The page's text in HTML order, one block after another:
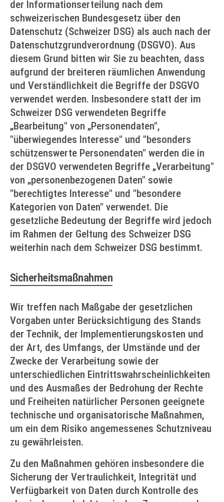
der Informationserteilung nach dem
schweizerischen Bundesgesetz über den
Datenschutz (Schweizer DSG) als auch nach der
Datenschutzgrundverordnung (DSGVO). Aus
diesem Grund bitten wir Sie zu beachten, dass
aufgrund der breiteren räumlichen Anwendung
und Verständlichkeit die Begriffe der DSGVO
verwendet werden. Insbesondere statt der im
Schweizer DSG verwendeten Begriffe
„Bearbeitung" von „Personendaten",
"überwiegendes Interesse" und "besonders
schützenswerte Personendaten" werden die in
der DSGVO verwendeten Begriffe „Verarbeitung"
von „personenbezogenen Daten" sowie
"berechtigtes Interesse" und "besondere
Kategorien von Daten" verwendet. Die
gesetzliche Bedeutung der Begriffe wird jedoch
im Rahmen der Geltung des Schweizer DSG
weiterhin nach dem Schweizer DSG bestimmt.
Sicherheitsmaßnahmen
Wir treffen nach Maßgabe der gesetzlichen
Vorgaben unter Berücksichtigung des Stands
der Technik, der Implementierungskosten und
der Art, des Umfangs, der Umstände und der
Zwecke der Verarbeitung sowie der
unterschiedlichen Eintrittswahrscheinlichkeiten
und des Ausmaßes der Bedrohung der Rechte
und Freiheiten natürlicher Personen geeignete
technische und organisatorische Maßnahmen,
um ein dem Risiko angemessenes Schutzniveau
zu gewährleisten.
Zu den Maßnahmen gehören insbesondere die
Sicherung der Vertraulichkeit, Integrität und
Verfügbarkeit von Daten durch Kontrolle des